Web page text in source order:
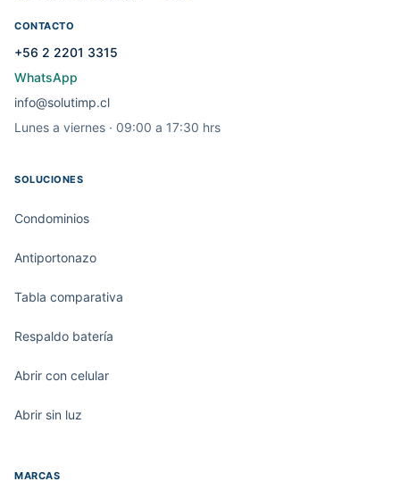
CONTACTO
+56 2 2201 3315
WhatsApp
info@solutimp.cl
Lunes a viernes · 09:00 a 17:30 hrs
SOLUCIONES
Condominios
Antiportonazo
Tabla comparativa
Respaldo batería
Abrir con celular
Abrir sin luz
MARCAS